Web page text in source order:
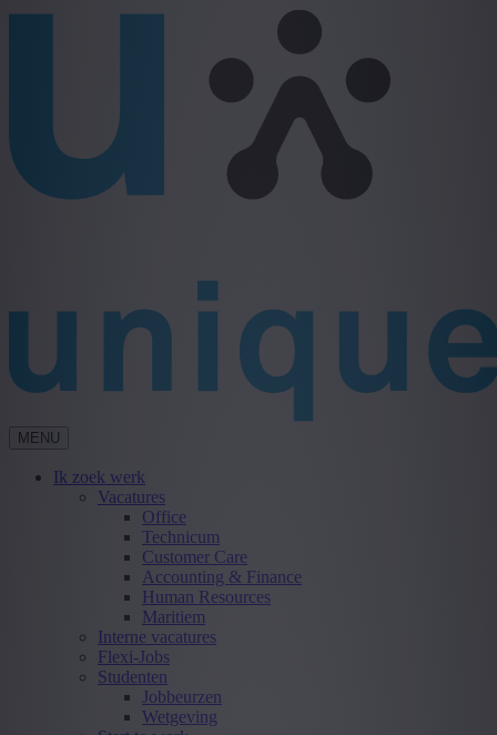
MENU
Ik zoek werk
Vacatures
Office
Technicum
Customer Care
Accounting & Finance
Human Resources
Maritiem
Interne vacatures
Flexi-Jobs
Studenten
Jobbeurzen
Wetgeving